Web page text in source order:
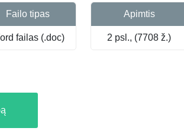
Failo tipas
failas (.doc)
Apimtis
2 psl., (7708 ž.)